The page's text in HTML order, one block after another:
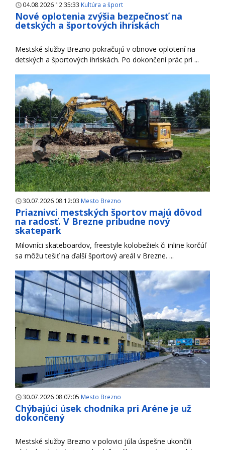
04.08.2026 12:35:33 Kultúra a šport
Nové oplotenia zvýšia bezpečnosť na
detských a športových ihriskách
Mestské služby Brezno pokračujú v obnove oplotení na
detských a športových ihriskách. Po dokončení prác pri ...
30.07.2026 08:12:03 Mesto Brezno
Priaznivci mestských športov majú dôvod
na radosť. V Brezne pribudne nový
skatepark
Milovníci skateboardov, freestyle kolobežiek či inline korčúľ
sa môžu tešiť na ďalší športový areál v Brezne. ...
30.07.2026 08:07:05 Mesto Brezno
Chýbajúci úsek chodníka pri Aréne je už
dokončený
Mestské služby Brezno v polovici júla úspešne ukončili